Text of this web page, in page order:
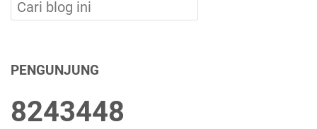
PENGUNJUNG
8243448